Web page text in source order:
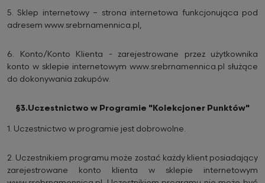
5. Sklep internetowy – strona internetowa funkcjonująca pod
adresem www.srebrnamennica.pl,
6.
Konto/Konto Klienta - zarejestrowane przez użytkownika
konto w sklepie internetowym www.srebrnamennica.pl służące
do dokonywania zakupów.
§3.Uczestnictwo w Programie "Kolekcjoner Punktów"
1. Uczestnictwo w programie jest dobrowolne.
2. Uczestnikiem programu może zostać każdy klient posiadający
zarejestrowane konto klienta w sklepie internetowym